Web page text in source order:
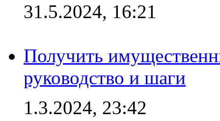
31.5.2024, 16:21
Получить
руководство и шаги
1.3.2024, 23:42